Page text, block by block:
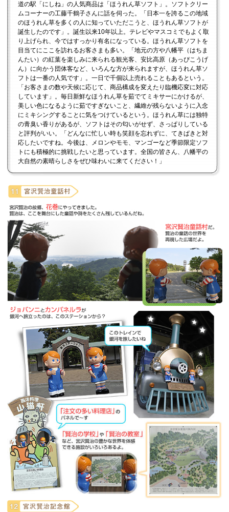
道の駅「にしね」の人気商品は「ほうれん草ソフト」。ソフトクリー
ムコーナーの工藤千鶴子さんに話を伺った。「日本一を誇るこの地域
のほうれん草を多くの人に知っていただこうと、ほうれん草ソフトが
誕生したのです」。誕生以来10年以上。テレビやマスコミでもよく取
り上げられ、今ではすっかり有名になっている。ほうれん草ソフトを
目当てにここを訪れるお客さまも多い。「地元の方や八幡平（はちま
んたい）の紅葉を楽しみに来られる観光客、安比高原（あっぴこうげ
ん）に向かう団体客など、いろんな方が来られますが、ほうれん草ソ
フトは一番の人気です」。一日で千個以上売れることもあるという。
「お客さまの数や天候に応じて、商品構成を変えたり臨機応変に対応
しています」。毎日新鮮なほうれん草を茹でてミキサーにかけるが、
美しい色になるように茹ですぎないこと、繊維が残らないように入念
にミキシングすることに気をつけているという。ほうれん草には独特
の青臭い香りがあるが、ソフトはその匂いがせず、さっぱりしている
と評判がいい。「どんなに忙しい時も笑顔を忘れずに、てきぱきと対
応したいですね。今後は、メロンやモモ、マンゴーなど季節限定ソフ
トにも積極的に挑戦したいと思っています。全国の皆さん、八幡平の
大自然の素晴らしさをぜひ味わいに来てください！」